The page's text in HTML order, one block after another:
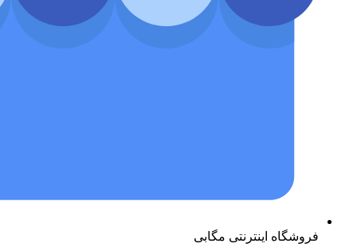
فروشگاه اینترنتی مگابی